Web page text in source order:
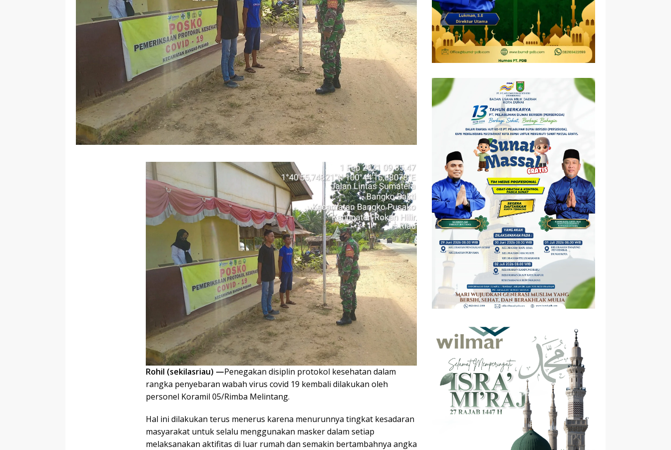
Rohil (sekilasriau) —Penegakan disiplin protokol kesehatan dalam
rangka penyebaran wabah virus covid 19 kembali dilakukan oleh
personel Koramil 05/Rimba Melintang.
Hal ini dilakukan terus menerus karena menurunnya tingkat kesadaran
masyarakat untuk selalu menggunakan masker dalam setiap
melaksanakan aktifitas di luar rumah dan semakin bertambahnya angka